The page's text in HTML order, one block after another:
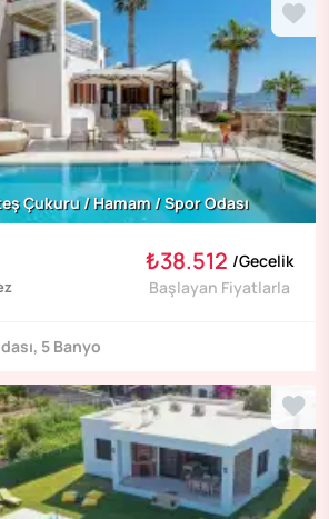
Çukuru / Hamam / Spor Odası
₺38.512 /Gecelik
Başlayan Fiyatlarla
, 5 Banyo